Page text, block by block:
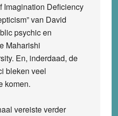
Imagination Deficiency
van David
psychic en
Maharishi
En, inderdaad, de
bleken veel
komen.
vereiste verder